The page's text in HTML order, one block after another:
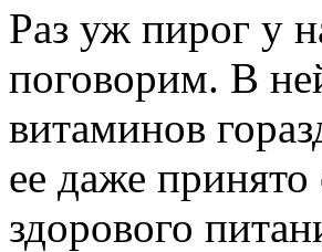
Раз уж пирог у
поговорим. В
витаминов
ее даже
здорового